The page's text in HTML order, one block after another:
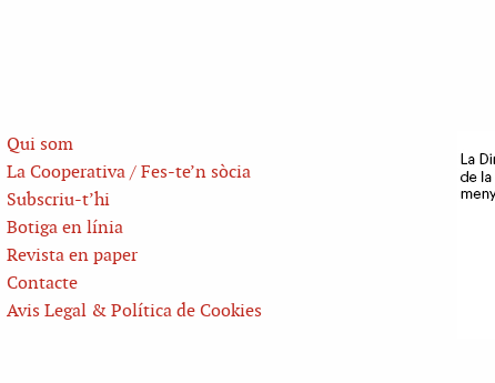
Qui som
La Cooperativa / Fes-te’n sòcia
Subscriu-t’hi
Botiga en línia
Revista en paper
Contacte
Avis Legal & Política de Cookies